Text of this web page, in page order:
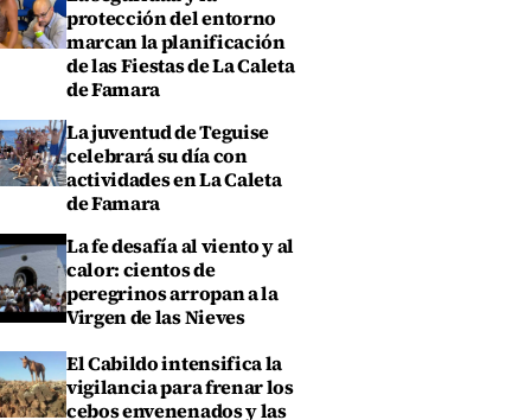
protección del entorno
marcan la planificación
de las Fiestas de La Caleta
de Famara
La juventud de Teguise
celebrará su día con
actividades en La Caleta
de Famara
La fe desafía al viento y al
calor: cientos de
peregrinos arropan a la
Virgen de las Nieves
El Cabildo intensifica la
vigilancia para frenar los
cebos envenenados y las